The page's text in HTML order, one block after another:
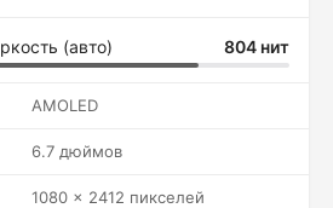
(авто) 804 нит
AMOLED
6.7 дюймов
1080 x 2412 пикселей